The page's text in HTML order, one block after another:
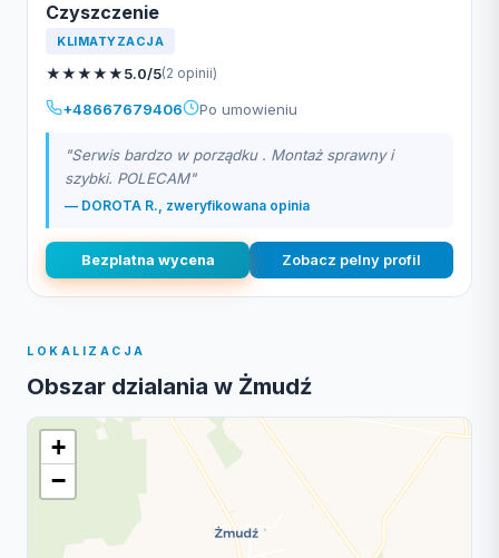
Czyszczenie
KLIMATYZACJA
★★★★★5.0/5(2 opinii)
+48667679406 Po umowieniu
"Serwis bardzo w porządku . Montaż sprawny i
szybki. POLECAM"
— DOROTA R., zweryfikowana opinia
Bezplatna wycena Zobacz pelny profil
LOKALIZACJA
Obszar dzialania w Żmudź
+
−